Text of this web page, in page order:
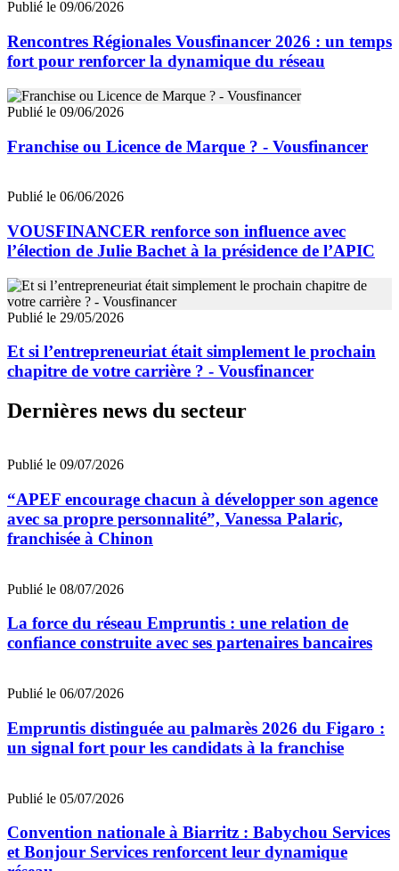
Publié le 09/06/2026
Rencontres Régionales Vousfinancer 2026 : un temps
fort pour renforcer la dynamique du réseau
Publié le 09/06/2026
Franchise ou Licence de Marque ? - Vousfinancer
Publié le 06/06/2026
VOUSFINANCER renforce son influence avec
l’élection de Julie Bachet à la présidence de l’APIC
Publié le 29/05/2026
Et si l’entrepreneuriat était simplement le prochain
chapitre de votre carrière ? - Vousfinancer
Dernières news du secteur
Publié le 09/07/2026
“APEF encourage chacun à développer son agence
avec sa propre personnalité”, Vanessa Palaric,
franchisée à Chinon
Publié le 08/07/2026
La force du réseau Empruntis : une relation de
confiance construite avec ses partenaires bancaires
Publié le 06/07/2026
Empruntis distinguée au palmarès 2026 du Figaro :
un signal fort pour les candidats à la franchise
Publié le 05/07/2026
Convention nationale à Biarritz : Babychou Services
et Bonjour Services renforcent leur dynamique